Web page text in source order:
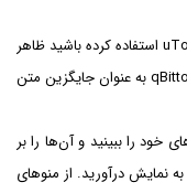
رابط qBittorrent تمیز و مرتب است، و اگر از uTorrent استفاده کرده باشید ظاهر
آن به نظرتان آشنا به نظر خواهد رسید. چون qBittorrent به عنوان جایگزین متن
خود را ببینید و آن‌ها را بر
نمایش درآورید. از منوهای